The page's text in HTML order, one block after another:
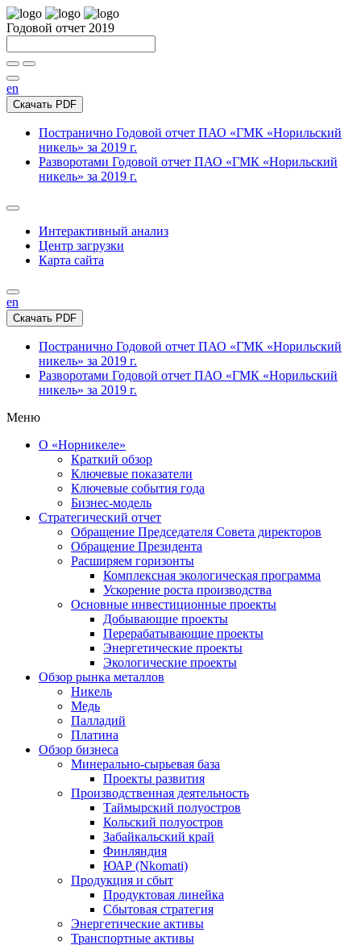
Годовой отчет 2019
en
Скачать PDF
Постранично Годовой отчет ПАО «ГМК «Норильский
никель» за 2019 г.
Разворотами Годовой отчет ПАО «ГМК «Норильский
никель» за 2019 г.
Интерактивный анализ
Центр загрузки
Карта сайта
en
Скачать PDF
Постранично Годовой отчет ПАО «ГМК «Норильский
никель» за 2019 г.
Разворотами Годовой отчет ПАО «ГМК «Норильский
никель» за 2019 г.
Меню
О «Норникеле»
Краткий обзор
Ключевые показатели
Ключевые события года
Бизнес-модель
Стратегический отчет
Обращение Председателя Совета директоров
Обращение Президента
Расширяем горизонты
Комплексная экологическая программа
Ускорение роста производства
Основные инвестиционные проекты
Добывающие проекты
Перерабатывающие проекты
Энергетические проекты
Экологические проекты
Обзор рынка металлов
Никель
Медь
Палладий
Платина
Обзор бизнеса
Минерально-сырьевая база
Проекты развития
Производственная деятельность
Таймырский полуостров
Кольский полуостров
Забайкальский край
Финляндия
ЮАР (Nkomati)
Продукция и сбыт
Продуктовая линейка
Сбытовая стратегия
Энергетические активы
Транспортные активы